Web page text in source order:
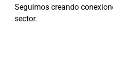
Seguimos creando
sector.